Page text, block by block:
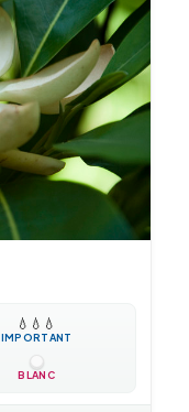
💧 💧 💧
IMPORTANT
BLANC